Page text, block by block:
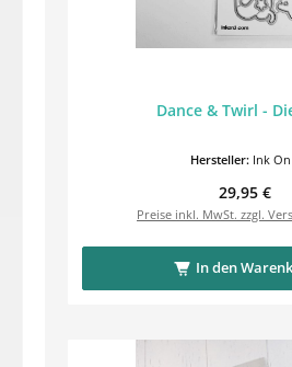
Dance & Twirl -
Hersteller: Ink
Regulärer
29,95 €
Preise inkl. MwSt. zzgl.
In den